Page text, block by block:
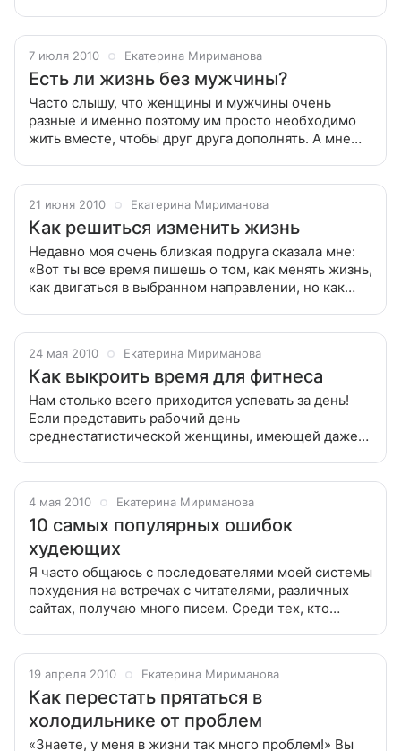
7 июля 2010 Екатерина Мириманова
Есть ли жизнь без мужчины?
Часто слышу, что женщины и мужчины очень
разные и именно поэтому им просто необходимо
жить вместе, чтобы друг друга дополнять. А мне
21 июня 2010 Екатерина Мириманова
Как решиться изменить жизнь
Недавно моя очень близкая подруга сказала мне:
«Вот ты все время пишешь о том, как менять жизнь,
как двигаться в выбранном направлении, но как
24 мая 2010 Екатерина Мириманова
Как выкроить время для фитнеса
Нам столько всего приходится успевать за день!
Если представить рабочий день
среднестатистической женщины, имеющей даже
4 мая 2010 Екатерина Мириманова
10 самых популярных ошибок
худеющих
Я часто общаюсь с последователями моей системы
похудения на встречах с читателями, различных
сайтах, получаю много писем. Среди тех, кто
19 апреля 2010 Екатерина Мириманова
Как перестать прятаться в
холодильнике от проблем
«Знаете, у меня в жизни так много проблем!» Вы